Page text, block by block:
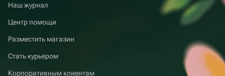
Наш журнал
Центр помощи
Разместить магазин
Стать курьером
Корпоративным клиентам